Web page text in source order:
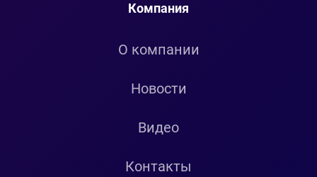
Компания
О компании
Новости
Видео
Контакты